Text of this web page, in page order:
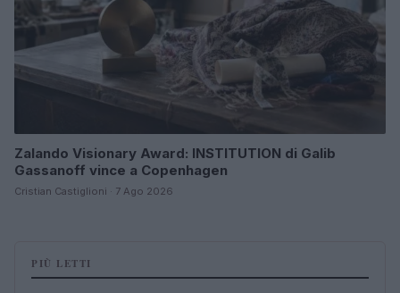
Zalando Visionary Award: INSTITUTION di Galib
Gassanoff vince a Copenhagen
Cristian Castiglioni · 7 Ago 2026
PIÙ LETTI